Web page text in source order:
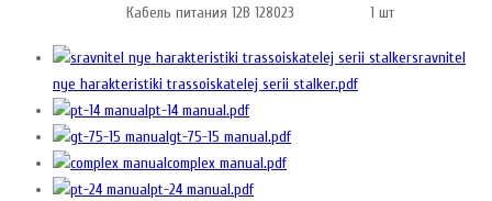
Кабель питания 12В 128023 1 шт
sravnitel
nye harakteristiki trassoiskatelej serii stalker.pdf
pt-14 manual.pdf
gt-75-15 manual.pdf
complex manual.pdf
pt-24 manual.pdf